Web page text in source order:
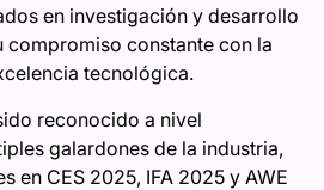
en investigación y desarrollo
compromiso constante con la
tecnológica.
reconocido a nivel
galardones de la industria,
en CES 2025, IFA 2025 y AWE